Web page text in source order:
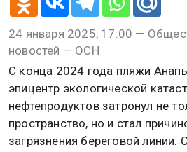
24 января 2025, 17:00 —
новостей — ОСН
С конца 2024 года пляжи
эпицентр экологической
нефтепродуктов затронул не
пространство, но и стал
загрязнения береговой линии.